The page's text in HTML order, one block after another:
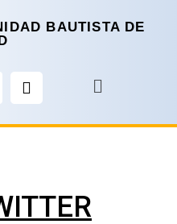
BAUTISTA DE